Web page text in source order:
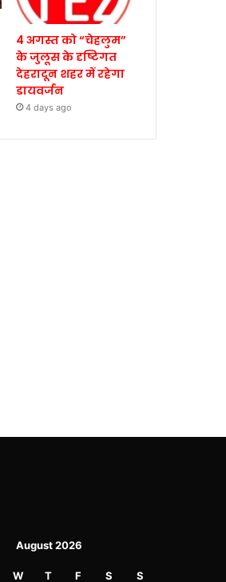
4 अगस्त को “चेहलुम”
के जुलूस के दृष्टिगत
देहरादून शहर में रहेगा
डायवर्जन
4 days ago
August 2026
W T F S S